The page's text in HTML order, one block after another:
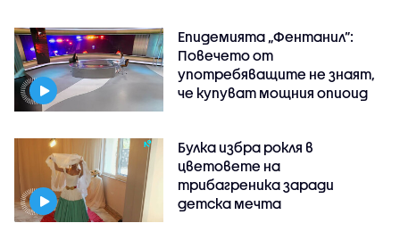
Епидемията „Фентанил”:
Повечето от
употребяващите не знаят,
че купуват мощния опиоид
Булка избра рокля в
цветовете на
трибагреника заради
детска мечта